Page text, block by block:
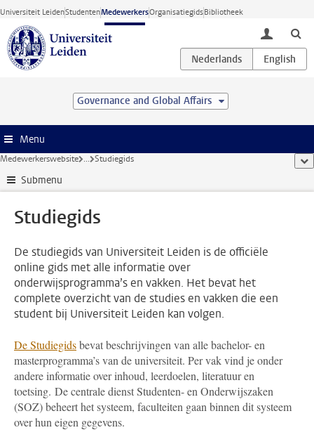
Ga direct naar de inhoud
Universiteit LeidenStudentenMedewerkersOrganisatiegidsBibliotheek
toggle
Governance and Global Affairs
Menu
Medewerkerswebsite ... Studiegids
Submenu
Studiegids
De studiegids van Universiteit Leiden is de officiële
online gids met alle informatie over
onderwijsprogramma’s en vakken. Het bevat het
complete overzicht van de studies en vakken die een
student bij Universiteit Leiden kan volgen.
De Studiegidsbevat beschrijvingen van alle bachelor- en
masterprogramma’s van de universiteit. Per vak vind je onder
andere informatie over inhoud, leerdoelen, literatuur en
toetsing. De centrale dienst Studenten- en Onderwijszaken
(SOZ) beheert het systeem, faculteiten gaan binnen dit systeem
over hun eigen gegevens.